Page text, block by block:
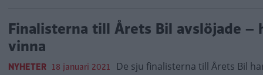
Finalisterna till Årets Bil avslöjade –
vinna
NYHETER 18 januari 2021 De sju finalisterna till Årets Bil